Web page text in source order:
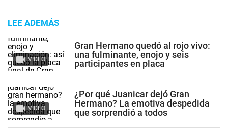
LEE ADEMÁS
VIDEO
Gran Hermano quedó al rojo vivo:
una fulminante, enojo y seis
participantes en placa
VIDEO
¿Por qué Juanicar dejó Gran
Hermano? La emotiva despedida
que sorprendió a todos